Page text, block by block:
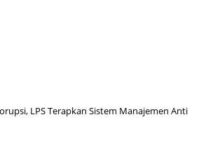
LPS Terapkan Sistem Manajemen Anti